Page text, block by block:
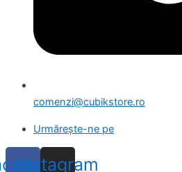
comenzi@cubikstore.ro
Urmărește-ne pe
Instagram